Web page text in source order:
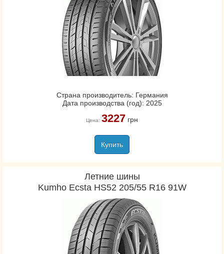
Страна производитель: Германия
Дата производства (год): 2025
Цена: 3227грн
Купить
Летние шины
Kumho Ecsta HS52 205/55 R16 91W